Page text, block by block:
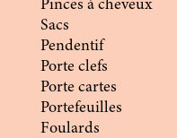
Pinces à cheveux
Sacs
Pendentif
Porte clefs
Porte cartes
Portefeuilles
Foulards